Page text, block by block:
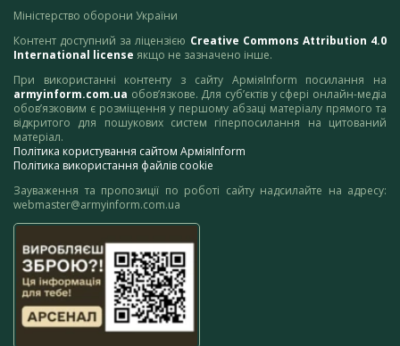
Міністерство оборони України
Контент доступний за ліцензією Creative Commons Attribution 4.0
International license якщо не зазначено інше.
При використанні контенту з сайту АрміяInform посилання на
armyinform.com.ua обов’язкове. Для суб’єктів у сфері онлайн-медіа
обов’язковим є розміщення у першому абзаці матеріалу прямого та
відкритого для пошукових систем гіперпосилання на цитований
матеріал.
Політика користування сайтом АрміяInform
Політика використання файлів cookie
Зауваження та пропозиції по роботі сайту надсилайте на адресу:
webmaster@armyinform.com.ua